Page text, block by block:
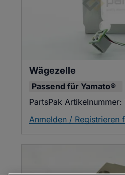
Wägezelle
Passend für Yamato®
PartsPak Artikelnummer:
Anmelden / Registrieren